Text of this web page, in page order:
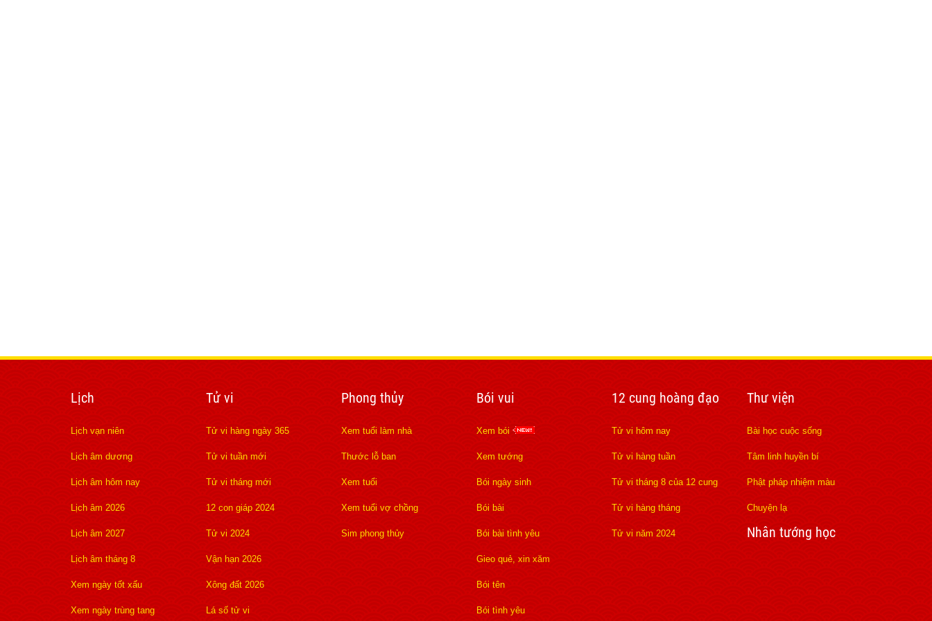
Lịch
Lịch vạn niên
Lịch âm dương
Lịch âm hôm nay
Lịch âm 2026
Lịch âm 2027
Lịch âm tháng 8
Xem ngày tốt xấu
Xem ngày trùng tang
Tử vi
Tử vi hàng ngày 365
Tử vi tuần mới
Tử vi tháng mới
12 con giáp 2024
Tử vi 2024
Vận hạn 2026
Xông đất 2026
Lá số tử vi
Phong thủy
Xem tuổi làm nhà
Thước lỗ ban
Xem tuổi
Xem tuổi vợ chồng
Sim phong thủy
Bói vui
Xem bói
Xem tướng
Bói ngày sinh
Bói bài
Bói bài tình yêu
Gieo quẻ, xin xăm
Bói tên
Bói tình yêu
12 cung hoàng đạo
Tử vi hôm nay
Tử vi hàng tuần
Tử vi tháng 8 của 12 cung
Tử vi hàng tháng
Tử vi năm 2024
Thư viện
Bài học cuộc sống
Tâm linh huyền bí
Phật pháp nhiệm màu
Chuyện lạ
Nhân tướng học